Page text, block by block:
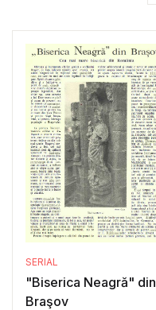
SERIAL
"Biserica Neagră" din
Braşov